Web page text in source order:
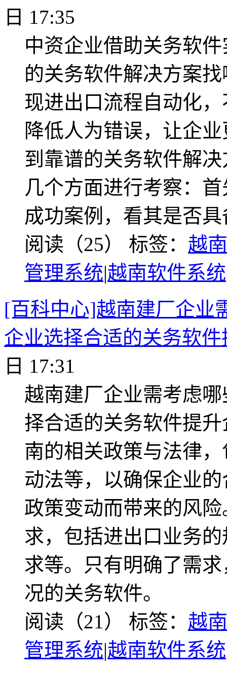
日 17:35
中资企业借助关务软
的关务软件解决方案
现进出口流程自动化
降低人为错误，让企
到靠谱的关务软件解
几个方面进行考察：
成功案例，看其是否
阅读（25） 标签： 越
管理系统|越南软件系统
[百科中心]越南建厂企业
企业选择合适的关务软
日 17:31
越南建厂企业需考虑
择合适的关务软件提
南的相关政策与法律
动法等，以确保企业
政策变动而带来的风
求，包括进出口业务
求等。只有明确了需
况的关务软件。
阅读（21） 标签： 越
管理系统|越南软件系统